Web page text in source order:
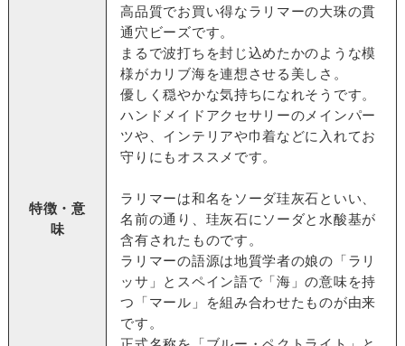
特徴・意
味
高品質でお買い得なラリマーの大珠の貫
通穴ビーズです。
まるで波打ちを封じ込めたかのような模
様がカリブ海を連想させる美しさ。
優しく穏やかな気持ちになれそうです。
ハンドメイドアクセサリーのメインパー
ツや、インテリアや巾着などに入れてお
守りにもオススメです。
ラリマーは和名をソーダ珪灰石といい、
名前の通り、珪灰石にソーダと水酸基が
含有されたものです。
ラリマーの語源は地質学者の娘の「ラリ
ッサ」とスペイン語で「海」の意味を持
つ「マール」を組み合わせたものが由来
です。